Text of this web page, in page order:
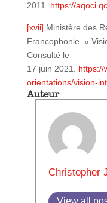
2011. https://
[xvii] Ministère des
Francophonie. «
Consulté le
17 juin 2021. https://
orientations/vision-
Auteur
Christopher
View all